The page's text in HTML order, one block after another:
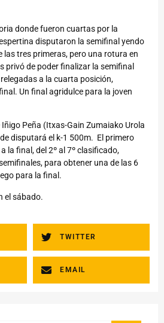
donde fueron cuartas por la
disputaron la semifinal yendo
las tres primeras, pero una rotura en
privó de poder finalizar la semifinal
a la cuarta posición,
Un final agridulce para la joven
Peña (Itxas-Gain Zumaiako Urola
disputará el k-1 500m. El primero
la final, del 2º al 7º clasificado,
para obtener una de las 6
para la final.
el sábado.
TWITTER
EMAIL